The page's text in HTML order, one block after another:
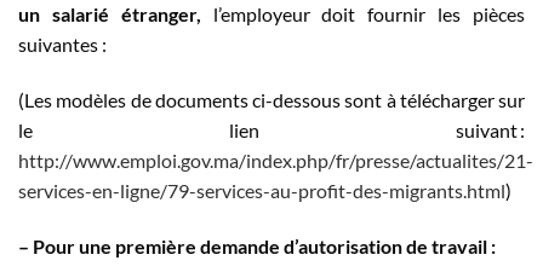
un salarié étranger, l’employeur doit fournir les pièces
suivantes :
(Les modèles de documents ci-dessous sont à télécharger sur
le lien suivant :
http://www.emploi.gov.ma/index.php/fr/presse/actualites/21-
services-en-ligne/79-services-au-profit-des-migrants.html)
– Pourune première demande d’autorisation de travail :